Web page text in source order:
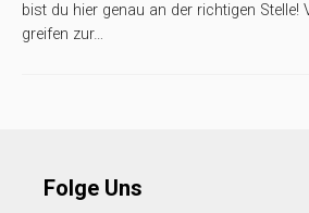
bist du hier genau an der richtigen Stelle!
greifen zur…
Folge Uns